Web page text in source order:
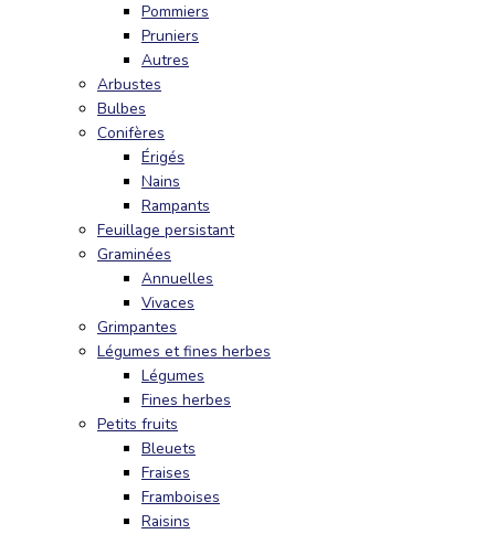
Pommiers
Pruniers
Autres
Arbustes
Bulbes
Conifères
Érigés
Nains
Rampants
Feuillage persistant
Graminées
Annuelles
Vivaces
Grimpantes
Légumes et fines herbes
Légumes
Fines herbes
Petits fruits
Bleuets
Fraises
Framboises
Raisins